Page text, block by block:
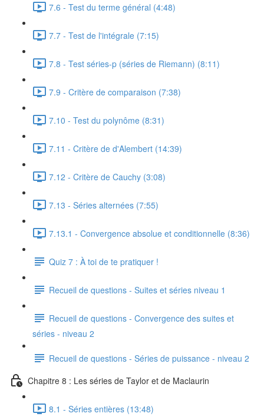
7.6 - Test du terme général (4:48)
7.7 - Test de l'intégrale (7:15)
7.8 - Test séries-p (séries de Riemann) (8:11)
7.9 - Critère de comparaison (7:38)
7.10 - Test du polynôme (8:31)
7.11 - Critère de d'Alembert (14:39)
7.12 - Critère de Cauchy (3:08)
7.13 - Séries alternées (7:55)
7.13.1 - Convergence absolue et conditionnelle (8:36)
Quiz 7 : À toi de te pratiquer !
Recueil de questions - Suites et séries niveau 1
Recueil de questions - Convergence des suites et
séries - niveau 2
Recueil de questions - Séries de puissance - niveau 2
Chapitre 8 : Les séries de Taylor et de Maclaurin
8.1 - Séries entières (13:48)